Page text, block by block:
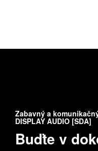
Zabavný a
DISPLAY AUDIO [SDA]
Buďte v